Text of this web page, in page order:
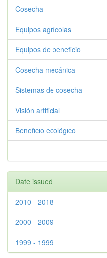
Cosecha
Equipos agrícolas
Equipos de beneficio
Cosecha mecánica
Sistemas de cosecha
Visión artificial
Beneficio ecológico
Date issued
2010 - 2018
2000 - 2009
1999 - 1999